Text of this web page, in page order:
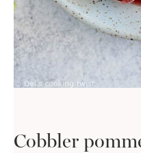
Cobbler